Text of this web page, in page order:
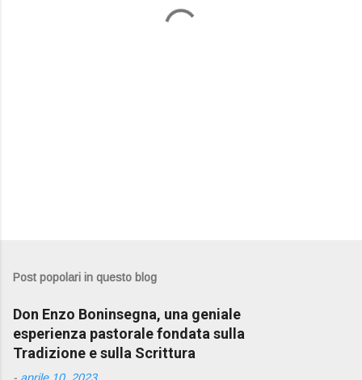
Post popolari in questo blog
Don Enzo Boninsegna, una geniale
esperienza pastorale fondata sulla
Tradizione e sulla Scrittura